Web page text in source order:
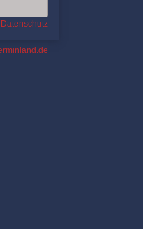
Datenschutz